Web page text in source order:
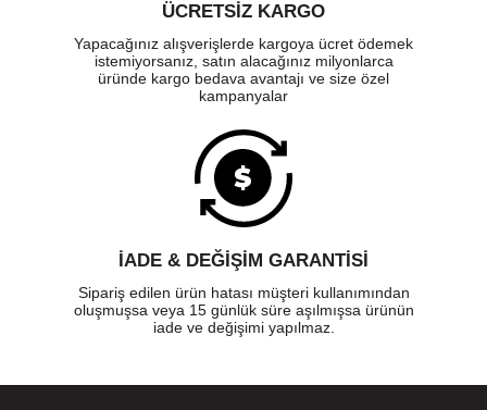
ÜCRETSIZ KARGO
Yapacağınız alışverişlerde kargoya ücret ödemek
istemiyorsanız, satın alacağınız milyonlarca
üründe kargo bedava avantajı ve size özel
kampanyalar
İADE & DEĞİŞİM GARANTİSİ
Sipariş edilen ürün hatası müşteri kullanımından
oluşmuşsa veya 15 günlük süre aşılmışsa ürünün
iade ve değişimi yapılmaz.